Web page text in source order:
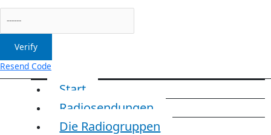
Verify
Resend Code
Start
Radiosendungen
Die Radiogruppen